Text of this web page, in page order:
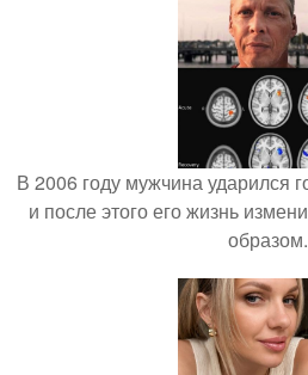
В 2006 году мужчина ударился
и после этого его жизнь
образом.